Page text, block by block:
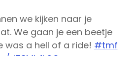
November 1, 2015
we kijken naar je
We gaan je een beetje
was a hell of a ride! #tmf
rlT8MhfkSO